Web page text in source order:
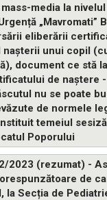
media la
„Mavromati”
eliberării
nașterii unui copil
document ce stă
de naștere
nu se poate
de normele
temeiul
Poporului
2023 (rezumat) -
de
la Secția de